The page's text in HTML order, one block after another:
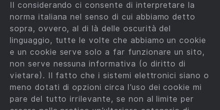
Il considerando ci consente di interpretare la
norma italiana nel senso di cui abbiamo detto
sopra, ovvero, al di là delle oscurità del
linguaggio, tutte le volte che abbiamo un cookie
e un cookie serve solo a far funzionare un sito,
non serve nessuna informativa (o diritto di
vietare). Il fatto che i sistemi elettronici siano o
meno dotati di opzioni circa l’uso dei cookie mi
pare del tutto irrilevante, se non al limite per